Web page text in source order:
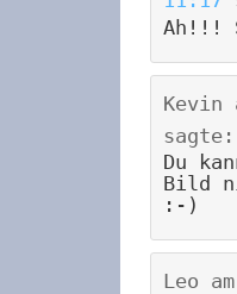
Ah!!!
Kevin
sagte:
Du
Bild
:-)
Leo